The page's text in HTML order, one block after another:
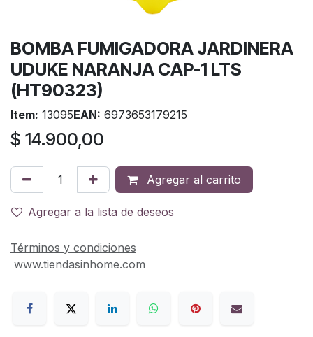
BOMBA FUMIGADORA JARDINERA
UDUKE NARANJA CAP-1 LTS
(HT90323)
Item: 13095EAN: 6973653179215
$ 14.900,00
Agregar al carrito
Agregar a la lista de deseos
Términos y condiciones
www.tiendasinhome.com